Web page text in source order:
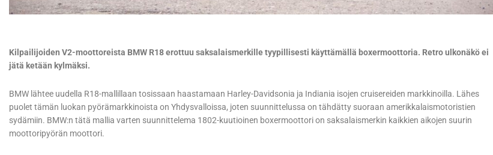
Kilpailijoiden V2-moottoreista BMW R18 erottuu saksalaismerkille tyypillisesti käyttämällä boxermoottoria. Retro ulkonäkö ei
jätä ketään kylmäksi.
BMW lähtee uudella R18-mallillaan tosissaan haastamaan Harley-Davidsonia ja Indiania isojen cruisereiden markkinoilla. Lähes
puolet tämän luokan pyörämarkkinoista on Yhdysvalloissa, joten suunnittelussa on tähdätty suoraan amerikkalaismotoristien
sydämiin. BMW:n tätä mallia varten suunnittelema 1802-kuutioinen boxermoottori on saksalaismerkin kaikkien aikojen suurin
moottoripyörän moottori.